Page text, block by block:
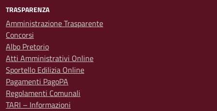
TRASPARENZA
Amministrazione Trasparente
Concorsi
Albo Pretorio
Atti Amministrativi Online
Sportello Edilizia Online
Pagamenti PagoPA
Regolamenti Comunali
TARI – Informazioni